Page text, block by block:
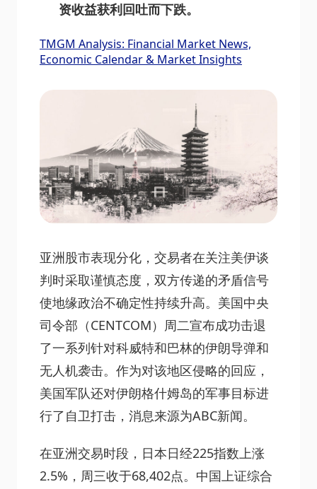
资收益获利回吐而下跌。
TMGM Analysis: Financial Market News,
Economic Calendar & Market Insights
亚洲股市表现分化，交易者在关注美伊谈
判时采取谨慎态度，双方传递的矛盾信号
使地缘政治不确定性持续升高。美国中央
司令部（CENTCOM）周二宣布成功击退
了一系列针对科威特和巴林的伊朗导弹和
无人机袭击。作为对该地区侵略的回应，
美国军队还对伊朗格什姆岛的军事目标进
行了自卫打击，消息来源为ABC新闻。
在亚洲交易时段，日本日经225指数上涨
2.5%，周三收于68,402点。中国上证综合